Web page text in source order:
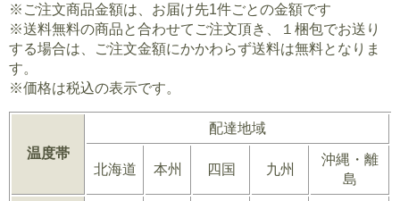
※ご注文商品金額は、お届け先1件ごとの金額です
※送料無料の商品と合わせてご注文頂き、１梱包でお送り
する場合は、ご注文金額にかかわらず送料は無料となりま
す。
※価格は税込の表示です。
温度帯
配達地域
北海道 本州 四国 九州
沖縄・離
島